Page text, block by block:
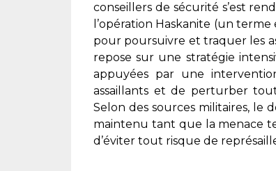
conseillers de sécurité s’est
l’opération Haskanite (un
pour poursuivre et traquer les
repose sur une stratégie
appuyées par une
assaillants et de perturber
Selon des sources militaires, le
maintenu tant que la menace
d’éviter tout risque de